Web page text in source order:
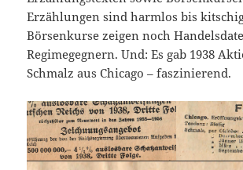
Erzählungen sind harmlos bis
Börsenkurse zeigen noch
Regimegegnern. Und: Es gab 1938
Schmalz aus Chicago – faszinierend.